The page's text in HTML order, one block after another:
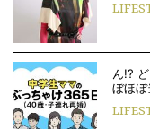
ん!?
ぼほ